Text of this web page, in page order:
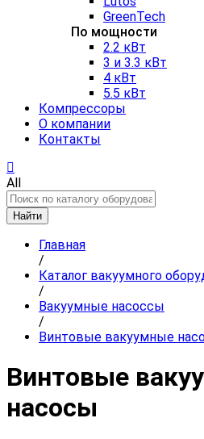
GreenTech
По мощности
2.2 кВт
3 и 3.3 кВт
4 кВт
5.5 кВт
Компрессоры
О компании
Контакты
All
Найти
Главная
/
Каталог вакуумного
/
Вакуумные насоссы
/
Винтовые вакуумные
Винтовые
насосы